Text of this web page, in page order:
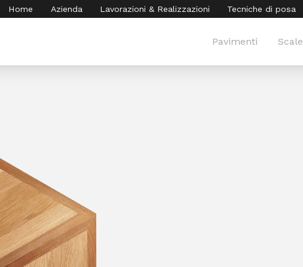
Home Azienda Lavorazioni & Realizzazioni Tecniche di posa
Pavimenti Scale